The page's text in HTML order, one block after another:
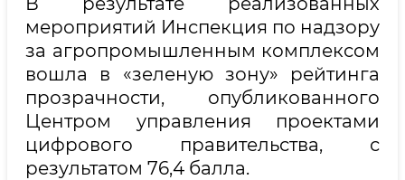
мероприятий Инспекция по надзору
за агропромышленным комплексом
вошла в «зеленую зону» рейтинга
прозрачности, опубликованного
Центром управления проектами
цифрового правительства, с
результатом 76,4 балла.